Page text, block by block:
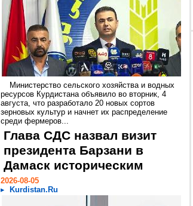
Министерство сельского хозяйства и водных
ресурсов Курдистана объявило во вторник, 4
августа, что разработало 20 новых сортов
зерновых культур и начнет их распределение
среди фермеров...
Глава СДС назвал визит
президента Барзани в
Дамаск историческим
2026-08-05
Kurdistan.Ru